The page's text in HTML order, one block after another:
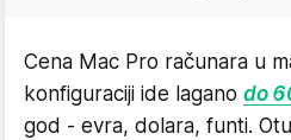
Cena Mac Pro računara u
konfiguraciji ide lagano do
god - evra, dolara, funti.